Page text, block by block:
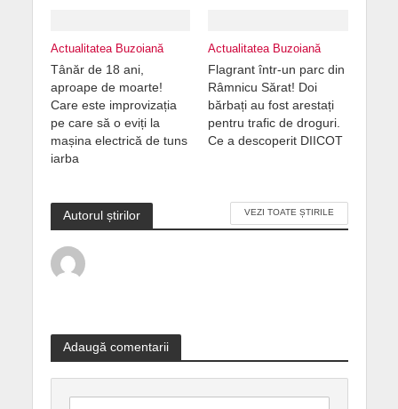
Actualitatea Buzoiană
Tânăr de 18 ani,
aproape de moarte!
Care este improvizația
pe care să o eviți la
mașina electrică de tuns
iarba
Actualitatea Buzoiană
Flagrant într-un parc din
Râmnicu Sărat! Doi
bărbați au fost arestați
pentru trafic de droguri.
Ce a descoperit DIICOT
Autorul știrilor VEZI TOATE ȘTIRILE
Adaugă comentarii